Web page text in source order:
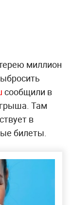
миллион
сообщили в
Там
в
билеты.